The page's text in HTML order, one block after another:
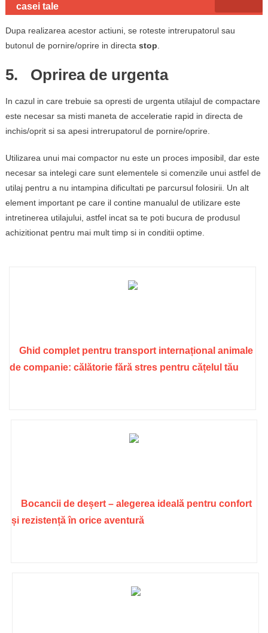
casei tale
Dupa realizarea acestor actiuni, se roteste intrerupatorul sau
butonul de pornire/oprire in directa stop
5. Oprirea de urgenta
In cazul in care trebuie sa opresti de urgenta utilajul de compactare
este necesar sa misti maneta de acceleratie rapid in directa de
inchis/oprit si sa apesi intrerupatorul de pornire/oprire.
Utilizarea unui mai compactor nu este un proces imposibil, dar este
necesar sa intelegi care sunt elementele si comenzile unui astfel de
utilaj pentru a nu intampina dificultati pe parcursul folosirii. Un alt
element important pe care il contine manualul de utilizare este
intretinerea utilajului, astfel incat sa te poti bucura de produsul
achizitionat pentru mai mult timp si in conditii optime.
Ghid complet pentru transport internațional animale
de companie: călătorie fără stres pentru cățelul tău
Bocancii de deșert – alegerea ideală pentru confort
și rezistență în orice aventură